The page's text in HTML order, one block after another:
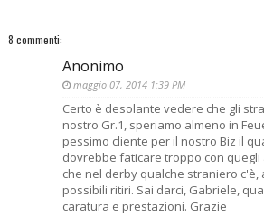
8 commenti:
Anonimo
maggio 07, 2014 1:39 PM
Certo è desolante vedere che gli
nostro Gr.1, speriamo almeno in
pessimo cliente per il nostro Biz il
dovrebbe faticare troppo con
che nel derby qualche straniero c'è,
possibili ritiri. Sai darci, Gabriele,
caratura e prestazioni. Grazie